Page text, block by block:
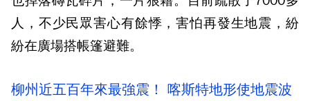
人，不少民眾害心有餘悸，害怕再發生地震，紛
紛在廣場搭帳篷避難。
柳州近五百年來最強震！ 喀斯特地形使地震波